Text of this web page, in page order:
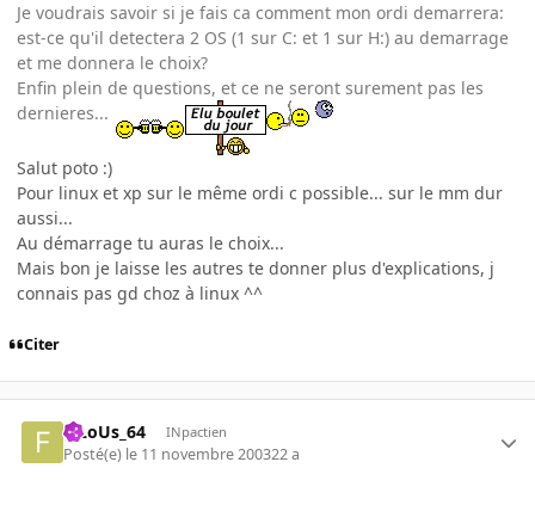
Je voudrais savoir si je fais ca comment mon ordi demarrera:
est-ce qu'il detectera 2 OS (1 sur C: et 1 sur H:) au demarrage
et me donnera le choix?
Enfin plein de questions, et ce ne seront surement pas les
dernieres...
Salut poto :)
Pour linux et xp sur le même ordi c possible... sur le mm dur
aussi...
Au démarrage tu auras le choix...
Mais bon je laisse les autres te donner plus d'explications, j
connais pas gd choz à linux ^^
Citer
FiLoUs_64 INpactien
Posté(e) le 11 novembre 200322 a